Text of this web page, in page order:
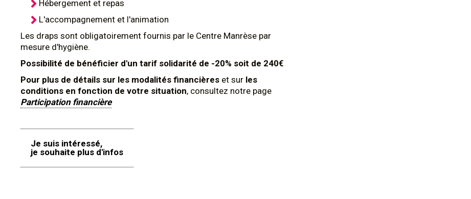
Hébergement et repas
L'accompagnement et l'animation
Les draps sont obligatoirement fournis par le Centre Manrèse par
mesure d'hygiène.
Possibilité de bénéficier d'un tarif solidarité de -20% soit de 240€
Pour plus de détails sur les modalités financières et sur les
conditions en fonction de votre situation, consultez notre page
Participation financière
Je suis intéressé,
je souhaite plus d'infos